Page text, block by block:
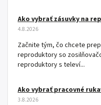
Ako vybrať zásuvky na
4.8.2026
Začnite tým, čo chcete
reproduktory so
reproduktory s televí...
Ako vybrať pracovné
3.8.2026